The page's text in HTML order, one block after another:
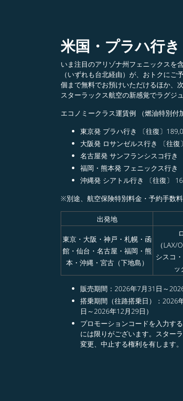
米国・プラハ行
いま注目のアリゾナ州フェニックスを
（いずれも台北経由）が、おトクに
個まで無料でお預けいただけるほか、
スターラックス航空の新感覚でラグジ
エコノミークラス運賃例 （燃油特別付
東京発 プラハ行き 〔往復〕
大阪発 ロサンゼルス行き 〔往復
名古屋発 サンフランシスコ行き
福岡・熊本発 フェニックス行き
沖縄発 シアトル行き 〔往復〕
※別途、航空保険特別料金・予約手数料
出発地
東京・大阪・神戸・札幌・函
館・仙台・名古屋・福岡・熊
本・沖縄・宮古（下地島）
（LAX/
シスコ
ッ
販売期間：2026年7月31日～
搭乗期間（往路搭乗日）：2026
日～2026年12月29日）
プロモーションコードを入力す
には限りがございます。スター
変更、中止する権利を有します。